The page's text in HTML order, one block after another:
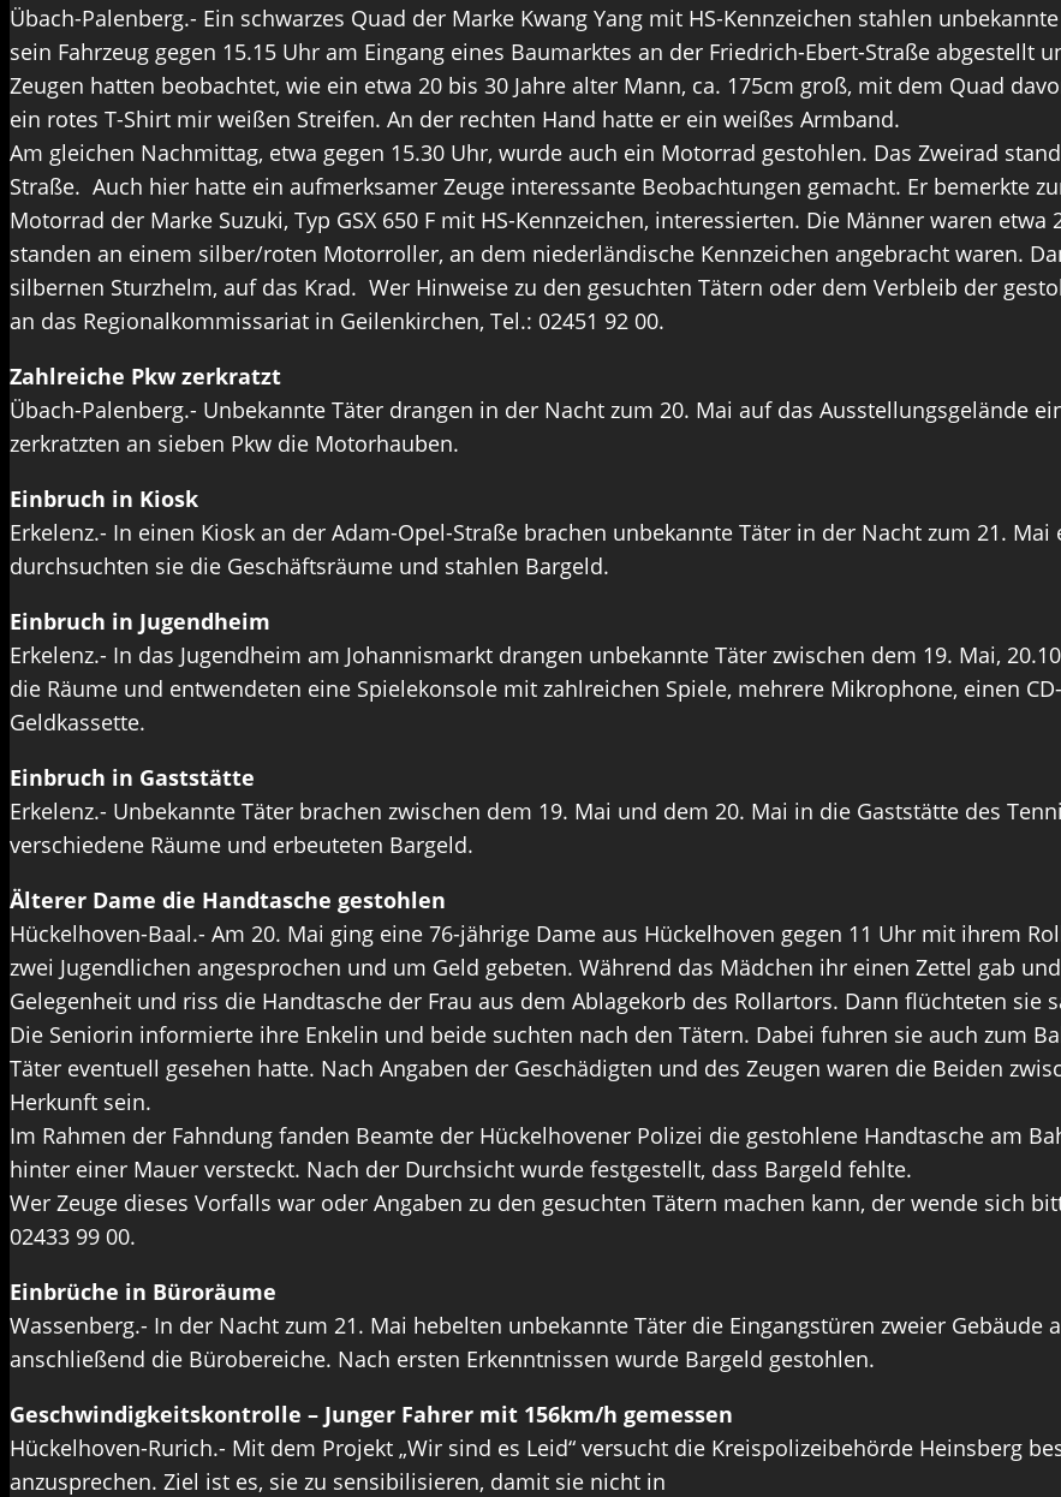
Übach-Palenberg.- Ein schwarzes Quad der Marke Kwang Yang mit HS-Kennzeichen stahlen
sein Fahrzeug gegen 15.15 Uhr am Eingang eines Baumarktes an der Friedrich-Ebert-Straße abgestellt
Zeugen hatten beobachtet, wie ein etwa 20 bis 30 Jahre alter Mann, ca. 175cm groß, mit dem Quad
ein rotes T-Shirt mir weißen Streifen. An der rechten Hand hatte er ein weißes Armband.
Am gleichen Nachmittag, etwa gegen 15.30 Uhr, wurde auch ein Motorrad gestohlen. Das Zweirad
Straße. Auch hier hatte ein aufmerksamer Zeuge interessante Beobachtungen gemacht. Er bemerkte
Motorrad der Marke Suzuki, Typ GSX 650 F mit HS-Kennzeichen, interessierten. Die Männer waren
standen an einem silber/roten Motorroller, an dem niederländische Kennzeichen angebracht waren.
silbernen Sturzhelm, auf das Krad. Wer Hinweise zu den gesuchten Tätern oder dem Verbleib der
an das Regionalkommissariat in Geilenkirchen, Tel.: 02451 92 00.
Zahlreiche Pkw zerkratzt
Übach-Palenberg.- Unbekannte Täter drangen in der Nacht zum 20. Mai auf das Ausstellungsgelände
zerkratzten an sieben Pkw die Motorhauben.
Einbruch in Kiosk
Erkelenz.- In einen Kiosk an der Adam-Opel-Straße brachen unbekannte Täter in der Nacht zum 21.
durchsuchten sie die Geschäftsräume und stahlen Bargeld.
Einbruch in Jugendheim
Erkelenz.- In das Jugendheim am Johannismarkt drangen unbekannte Täter zwischen dem 19. Mai,
die Räume und entwendeten eine Spielekonsole mit zahlreichen Spiele, mehrere Mikrophone, einen
Geldkassette.
Einbruch in Gaststätte
Erkelenz.- Unbekannte Täter brachen zwischen dem 19. Mai und dem 20. Mai in die Gaststätte des
verschiedene Räume und erbeuteten Bargeld.
Älterer Dame die Handtasche gestohlen
Hückelhoven-Baal.- Am 20. Mai ging eine 76-jährige Dame aus Hückelhoven gegen 11 Uhr mit ihrem
zwei Jugendlichen angesprochen und um Geld gebeten. Während das Mädchen ihr einen Zettel gab
Gelegenheit und riss die Handtasche der Frau aus dem Ablagekorb des Rollartors. Dann flüchteten sie
Die Seniorin informierte ihre Enkelin und beide suchten nach den Tätern. Dabei fuhren sie auch zum
Täter eventuell gesehen hatte. Nach Angaben der Geschädigten und des Zeugen waren die Beiden
Herkunft sein.
Im Rahmen der Fahndung fanden Beamte der Hückelhovener Polizei die gestohlene Handtasche am
hinter einer Mauer versteckt. Nach der Durchsicht wurde festgestellt, dass Bargeld fehlte.
Wer Zeuge dieses Vorfalls war oder Angaben zu den gesuchten Tätern machen kann, der wende sich
02433 99 00.
Einbrüche in Büroräume
Wassenberg.- In der Nacht zum 21. Mai hebelten unbekannte Täter die Eingangstüren zweier
anschließend die Bürobereiche. Nach ersten Erkenntnissen wurde Bargeld gestohlen.
Geschwindigkeitskontrolle – Junger Fahrer mit 156km/h gemessen
Hückelhoven-Rurich.- Mit dem Projekt „Wir sind es Leid“ versucht die Kreispolizeibehörde Heinsberg
anzusprechen. Ziel ist es, sie zu sensibilisieren, damit sie nicht in